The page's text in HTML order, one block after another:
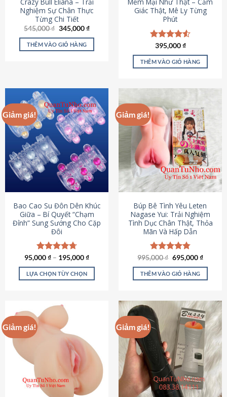
Crazy Bull Eliana – Trải
Nghiệm Sự Chân Thực
Từng Chi Tiết
545,000₫ Giá
là:
545,000 ₫.
345,000₫Giá
tại
THÊM VÀO GIỎ HÀNG
Mềm Mại Như Thật – Cảm
Giác Thật, Mê Ly Từng
Phút
Được xếp
hạng4.53
5 sao
395,000₫
THÊM VÀO GIỎ HÀNG
Giảm giá!
Bao Cao Su Đôn Dên Khúc
Giữa – Bí Quyết “Chạm
Đỉnh” Sung Sướng Cho Cặp
Đôi
Được xếp
hạng4.70
5 sao
95,000₫ – 195,000₫
LỰA CHỌN TÙY CHỌN
này
nhiều
biến
thể.
chọn
Giảm giá!
Búp Bê Tình Yêu Leten
Nagase Yui: Trải Nghiệm
Tình Dục Chân Thật, Thỏa
Mãn Và Hấp Dẫn
Được xếp
hạng4.80
5 sao
995,000₫ Giá
là:
995,000 ₫.
695,000₫Giá
tại
THÊM VÀO GIỎ HÀNG
Giảm giá! Giảm giá!